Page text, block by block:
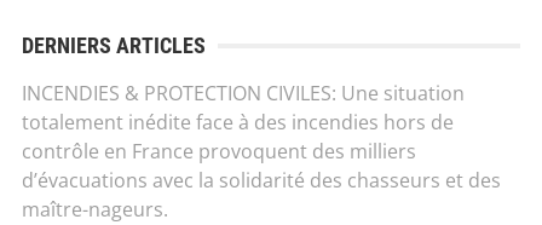
DERNIERS ARTICLES
INCENDIES & PROTECTION CIVILES: Une situation
totalement inédite face à des incendies hors de
contrôle en France provoquent des milliers
d’évacuations avec la solidarité des chasseurs et des
maître-nageurs.